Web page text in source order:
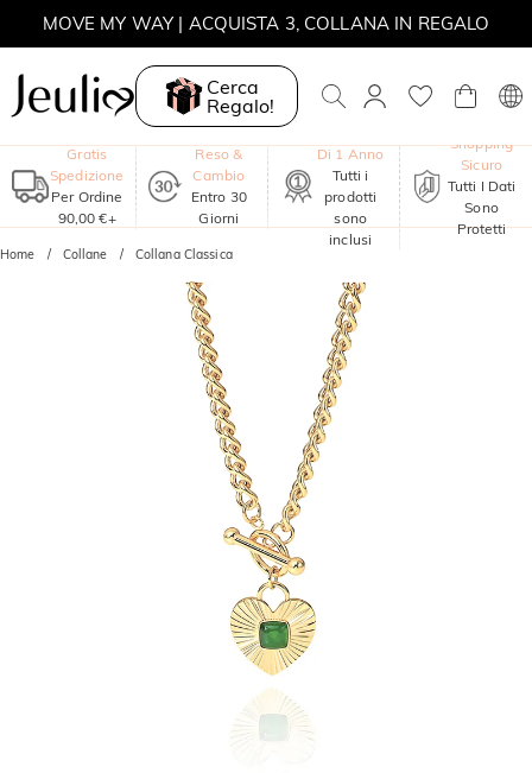
MOVE MY WAY | ACQUISTA 3, COLLANA IN REGALO
Cerca
Regalo!
Gratis
Spedizione
Per Ordine
90,00 €+
Reso &
Cambio
Entro 30
Giorni
Di 1 Anno
Tutti i
prodotti
sono
inclusi
Shopping
Sicuro
Tutti I Dati
Sono
Protetti
Home Collane Collana Classica